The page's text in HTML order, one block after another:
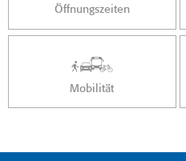
Öffnungszeiten
Mobilität